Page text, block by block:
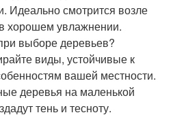
Идеально смотрится возле
хорошем увлажнении.
выборе деревьев?
виды, устойчивые к
вашей местности.
деревья на маленькой
тень и тесноту.